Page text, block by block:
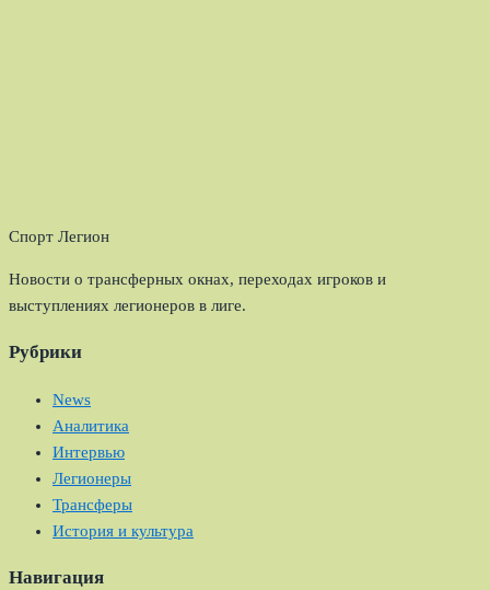
Спорт Легион
Новости о трансферных окнах, переходах игроков и
выступлениях легионеров в лиге.
Рубрики
News
Аналитика
Интервью
Легионеры
Трансферы
История и культура
Навигация